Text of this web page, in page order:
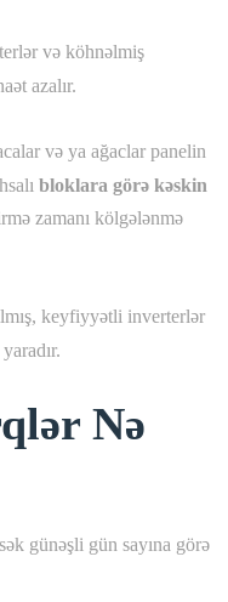
və köhnəlmiş
azalır.
və ya ağaclar panelin
bloklara görə kəskin
zamanı kölgələnmə
keyfiyyətli inverterlər
Nə
günəşli gün sayına görə